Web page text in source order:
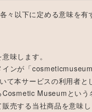
々以下に定める意味を有
味します。
ンが「
て本サービスの利用者
Museumとい
売する当社商品を意味